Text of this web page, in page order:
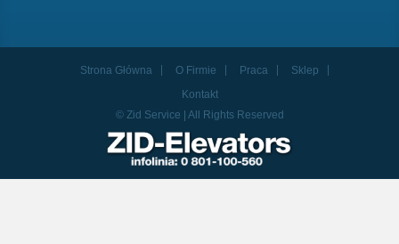
Strona Główna O Firmie Praca
Sklep
Kontakt
© Zid Service | All Rights Reserved